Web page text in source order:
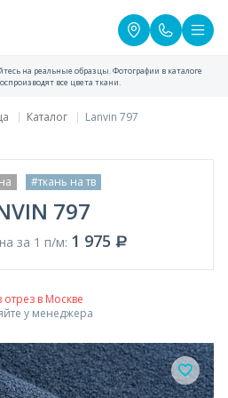
на реальные образцы. Фотографии в каталоге
все цвета ткани.
Каталог Lanvin 797
#ткань на тв
797
за 1 п/м: 1 975
отрез в Москве
у менеджера